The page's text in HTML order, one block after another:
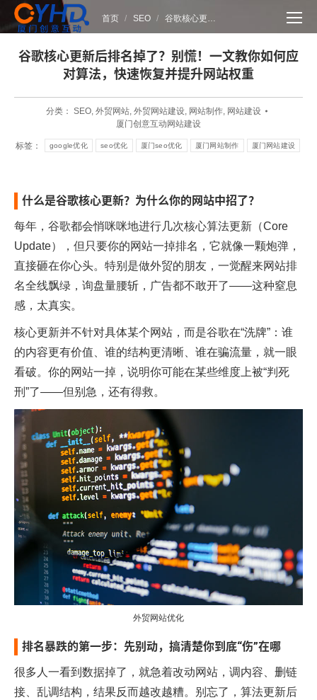
您在这里：
首页 SEO 谷歌核心更…
谷歌核心更新后排名掉了？别慌！一文教你如何应
对算法，快速恢复并提升网站权重
分类： SEO, 外贸网站, 外贸网站建设, 网站制作, 网站建设
厦门创意互动网站建设
标签： google优化 seo优化 厦门seo优化 厦门网站制作 厦门网站建设
什么是谷歌核心更新？为什么你的网站中招了？
每年，谷歌都会悄咪咪地进行几次核心算法更新（Core
Update），但只要你的网站一掉排名，它就像一颗炮弹，
直接砸在你心头。特别是做外贸的朋友，一觉醒来网站排
名全线飘绿，询盘量腰斩，广告都不敢开了——这种窒息
感，太真实。
核心更新并不针对具体某个网站，而是谷歌在“洗牌”：谁
的内容更有价值、谁的结构更清晰、谁在骗流量，就一眼
看破。你的网站一掉，说明你可能在某些维度上被“判死
刑”了——但别急，还有得救。
外贸网站优化
排名暴跌的第一步：先别动，搞清楚你到底“伤”在哪
很多人一看到数据掉了，就急着改动网站，调内容、删链
接、乱调结构，结果反而越改越糟。别忘了，算法更新后